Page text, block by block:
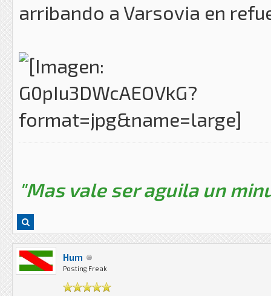
arribando a Varsovia en
"Mas vale ser aguila un
Hum
Posting Freak